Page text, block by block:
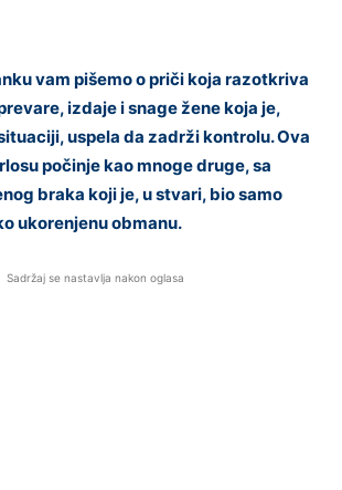
vam pišemo o priči koja razotkriva
izdaje i snage žene koja je,
uspela da zadrži kontrolu. Ova
počinje kao mnoge druge, sa
braka koji je, u stvari, bio samo
ukorenjenu obmanu.
Sadržaj se nastavlja nakon oglasa